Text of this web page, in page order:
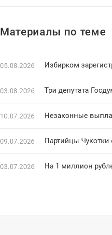
Материалы по теме
05.08.2026 Избирком
03.08.2026 Три депутата
10.07.2026 Незаконные
09.07.2026 Партийцы Чукотки
03.07.2026 На 1 миллион